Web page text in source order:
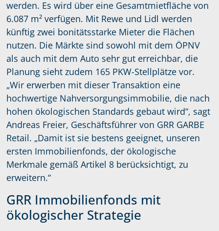
werden. Es wird über eine Gesamtmietfläche von
6.087 m² verfügen. Mit Rewe und Lidl werden
künftig zwei bonitätsstarke Mieter die Flächen
nutzen. Die Märkte sind sowohl mit dem ÖPNV
als auch mit dem Auto sehr gut erreichbar, die
Planung sieht zudem 165 PKW-Stellplätze vor.
„Wir erwerben mit dieser Transaktion eine
hochwertige Nahversorgungsimmobilie, die nach
hohen ökologischen Standards gebaut wird“, sagt
Andreas Freier, Geschäftsführer von GRR GARBE
Retail. „Damit ist sie bestens geeignet, unseren
ersten Immobilienfonds, der ökologische
Merkmale gemäß Artikel 8 berücksichtigt, zu
erweitern.“
GRR Immobilienfonds mit
ökologischer Strategie